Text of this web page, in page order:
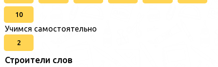
10
Учимся самостоятельно
2
Строители слов